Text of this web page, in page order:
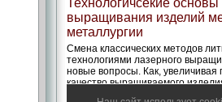
Технологичсекие
выращивания изделий
металлургии
Смена классических методов
технологиями лазерного
новые вопросы. Как, увеличивая
качество выращиваемого